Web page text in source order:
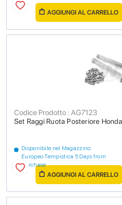
AGGIUNGI AL CARRELLO
Set Raggi Ruota Posteriore
Codice Prodotto : AG7123
Disponibile nel Magazzino
Europeo Tempistica 5 Days from
purchase
AGGIUNGI AL CARRELLO